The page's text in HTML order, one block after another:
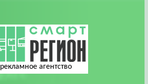
рекламное агентство